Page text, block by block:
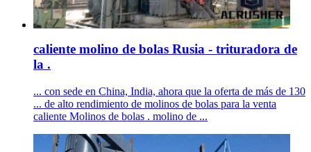
caliente molino de bolas Rusia - trituradora de
la .
... con sede en China, India, ahora que la oferta de más de 130
... de alto rendimiento de molinos de bolas para la venta
caliente Molinos de bolas . molino de ...